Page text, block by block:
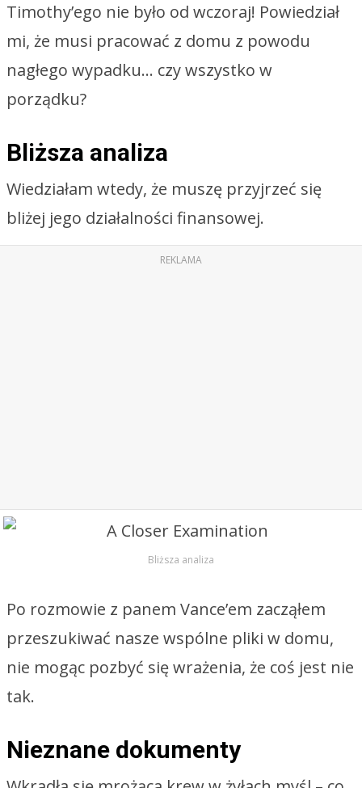
Timothy’ego nie było od wczoraj! Powiedział
mi, że musi pracować z domu z powodu
nagłego wypadku… czy wszystko w
porządku?
Bliższa analiza
Wiedziałam wtedy, że muszę przyjrzeć się
bliżej jego działalności finansowej.
REKLAMA
Bliższa analiza
Po rozmowie z panem Vance’em zacząłem
przeszukiwać nasze wspólne pliki w domu,
nie mogąc pozbyć się wrażenia, że coś jest nie
tak.
Nieznane dokumenty